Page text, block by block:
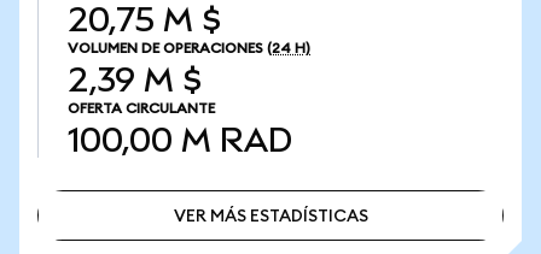
20,75 M $
VOLUMEN DE OPERACIONES (24 H)
2,39 M $
OFERTA CIRCULANTE
100,00 M RAD
VER MÁS ESTADÍSTICAS